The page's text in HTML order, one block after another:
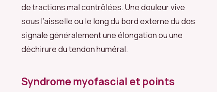
de tractions mal contrôlées. Une douleur vive
sous l’aisselle ou le long du bord externe du dos
signale généralement une élongation ou une
déchirure du tendon huméral.
Syndrome myofascial et points